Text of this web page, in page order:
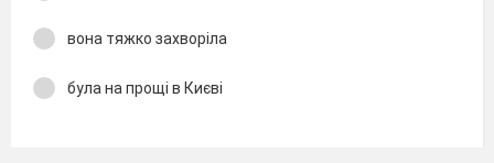
вона тяжко захворіла
була на прощі в Києві